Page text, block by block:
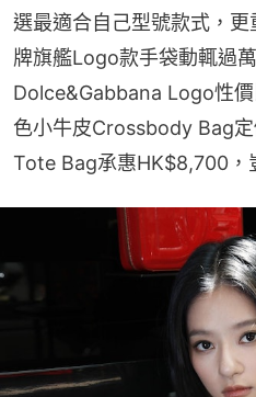
選最適合自己型號款式，
牌旗艦Logo款手袋動輒過
Dolce&Gabbana Logo性
色小牛皮Crossbody Bag
Tote Bag承惠HK$8,700，